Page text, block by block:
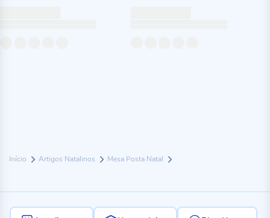
Início Artigos Natalinos Mesa Posta Natal